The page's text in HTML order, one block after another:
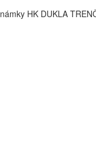
HK DUKLA